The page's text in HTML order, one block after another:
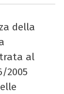
della
al
2005